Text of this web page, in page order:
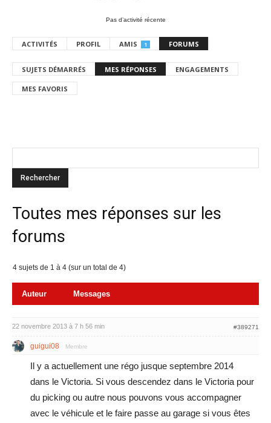
Pas d’activité récente
ACTIVITÉS PROFIL AMIS 1 FORUMS
SUJETS DÉMARRÉS MES RÉPONSES ENGAGEMENTS
MES FAVORIS
Toutes mes réponses sur les
forums
4 sujets de 1 à 4 (sur un total de 4)
Auteur Messages
22 novembre 2013 à 7 h 56 min #389271
guigui08 Membre
Il y a actuellement une régo jusque septembre 2014
dans le Victoria. Si vous descendez dans le Victoria pour
du picking ou autre nous pouvons vous accompagner
avec le véhicule et le faire passe au garage si vous êtes